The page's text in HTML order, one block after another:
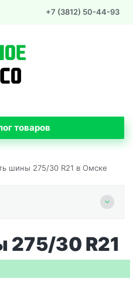
+7 (3812) 50-44-93
товаров
шины 275/30 R21 в Омске
275/30 R21